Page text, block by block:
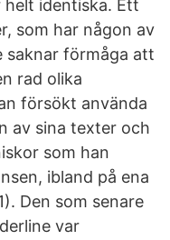
identiska. Ett
som har någon av
saknar förmåga att
rad olika
försökt använda
av sina texter och
som han
ibland på ena
Den som senare
var